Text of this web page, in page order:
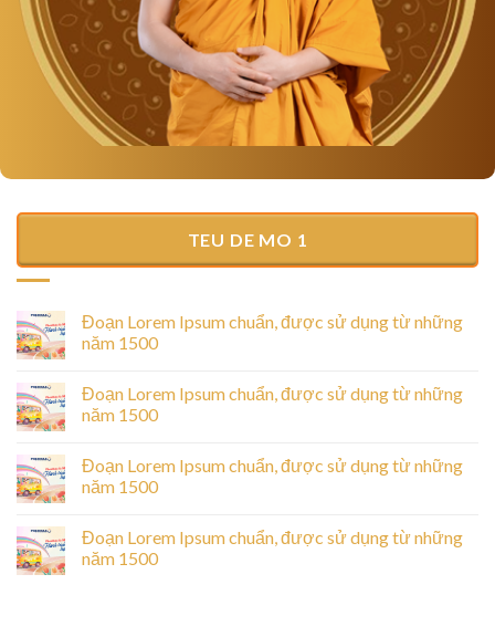
TEU DE MO 1
Đoạn Lorem Ipsum chuẩn, được sử dụng từ những
năm 1500
Đoạn Lorem Ipsum chuẩn, được sử dụng từ những
năm 1500
Đoạn Lorem Ipsum chuẩn, được sử dụng từ những
năm 1500
Đoạn Lorem Ipsum chuẩn, được sử dụng từ những
năm 1500